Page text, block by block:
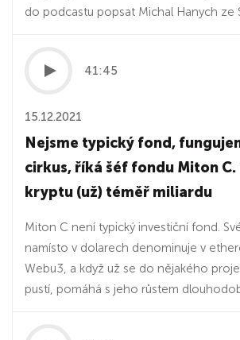
do podcastu popsat Michal Hanych ze
41:45
15.12.2021
Nejsme typický fond,
cirkus, říká šéf fondu Miton C.
kryptu (už) téměř miliardu
Miton C není typický investiční fond.
namísto v dolarech denominuje v
Webu3, a když už se do nějakého
pustí, pomáhá s jeho růstem